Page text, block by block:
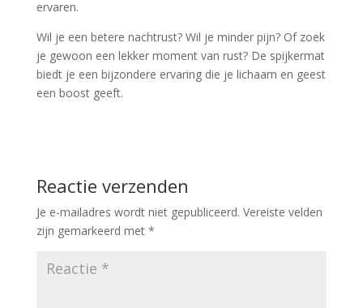
ervaren.
Wil je een betere nachtrust? Wil je minder pijn? Of zoek
je gewoon een lekker moment van rust? De spijkermat
biedt je een bijzondere ervaring die je lichaam en geest
een boost geeft.
Reactie verzenden
Je e-mailadres wordt niet gepubliceerd. Vereiste velden
zijn gemarkeerd met *